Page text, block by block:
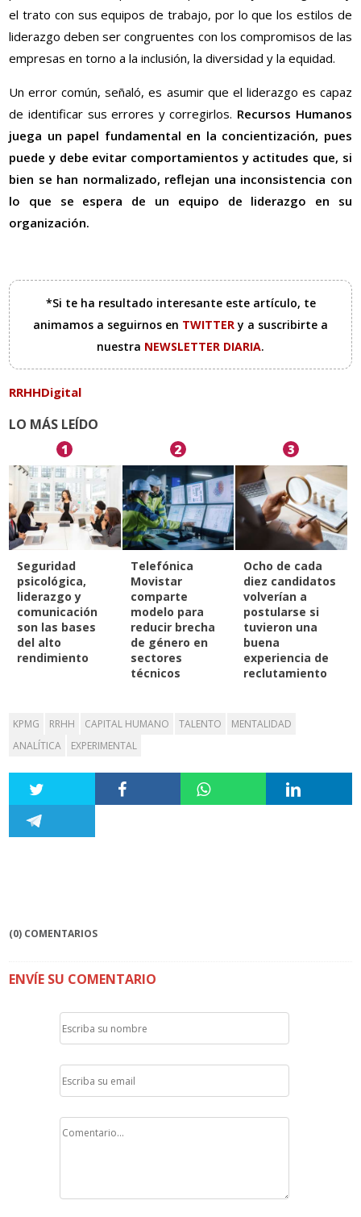
el trato con sus equipos de trabajo, por lo que los estilos de
liderazgo deben ser congruentes con los compromisos de las
empresas en torno a la inclusión, la diversidad y la equidad.
Un error común, señaló, es asumir que el liderazgo es capaz
de identificar sus errores y corregirlos. Recursos Humanos
juega un papel fundamental en la concientización, pues
puede y debe evitar comportamientos y actitudes que, si
bien se han normalizado, reflejan una inconsistencia con
lo que se espera de un equipo de liderazgo en su
organización.
*Si te ha resultado interesante este artículo, te
animamos a seguirnos en TWITTERy a suscribirte a
nuestra NEWSLETTER DIARIA.
RRHHDigital
LO MÁS LEÍDO
1
Seguridad
psicológica,
liderazgo y
comunicación
son las bases
del alto
rendimiento
2
Telefónica
Movistar
comparte
modelo para
reducir brecha
de género en
sectores
técnicos
3
Ocho de cada
diez candidatos
volverían a
postularse si
tuvieron una
buena
experiencia de
reclutamiento
KPMG RRHH CAPITAL HUMANO TALENTO
MENTALIDAD
ANALÍTICA
EXPERIMENTAL
(0) COMENTARIOS
ENVÍE SU COMENTARIO